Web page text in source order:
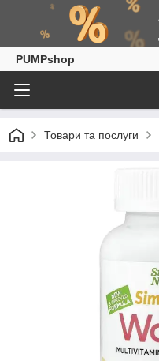
PUMPshop
Товари та послуги